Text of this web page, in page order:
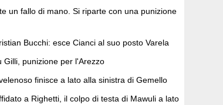
un fallo di mano. Si riparte con una punizione
Bucchi: esce Cianci al suo posto Varela
punizione per l'Arezzo
finisce a lato alla sinistra di Gemello
a Righetti, il colpo di testa di Mawuli a lato